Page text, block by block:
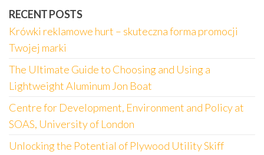
RECENT POSTS
Krówki reklamowe hurt – skuteczna forma promocji
Twojej marki
The Ultimate Guide to Choosing and Using a
Lightweight Aluminum Jon Boat
Centre for Development, Environment and Policy at
SOAS, University of London
Unlocking the Potential of Plywood Utility Skiff